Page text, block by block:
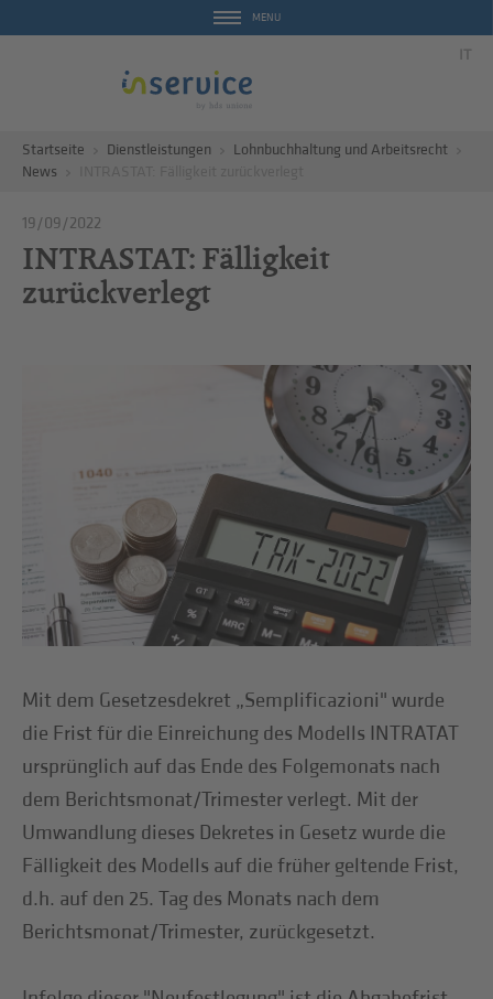
MENU
IT
Startseite Dienstleistungen
Lohnbuchhaltung und Arbeitsrecht
News
19/09/2022
INTRASTAT: Fälligkeit
zurückverlegt
Mit dem Gesetzesdekret „Semplificazioni" wurde
die Frist für die Einreichung des Modells INTRATAT
ursprünglich auf das Ende des Folgemonats nach
dem Berichtsmonat/Trimester verlegt. Mit der
Umwandlung dieses Dekretes in Gesetz wurde die
Fälligkeit des Modells auf die früher geltende Frist,
d.h. auf den 25. Tag des Monats nach dem
Berichtsmonat/Trimester, zurückgesetzt.